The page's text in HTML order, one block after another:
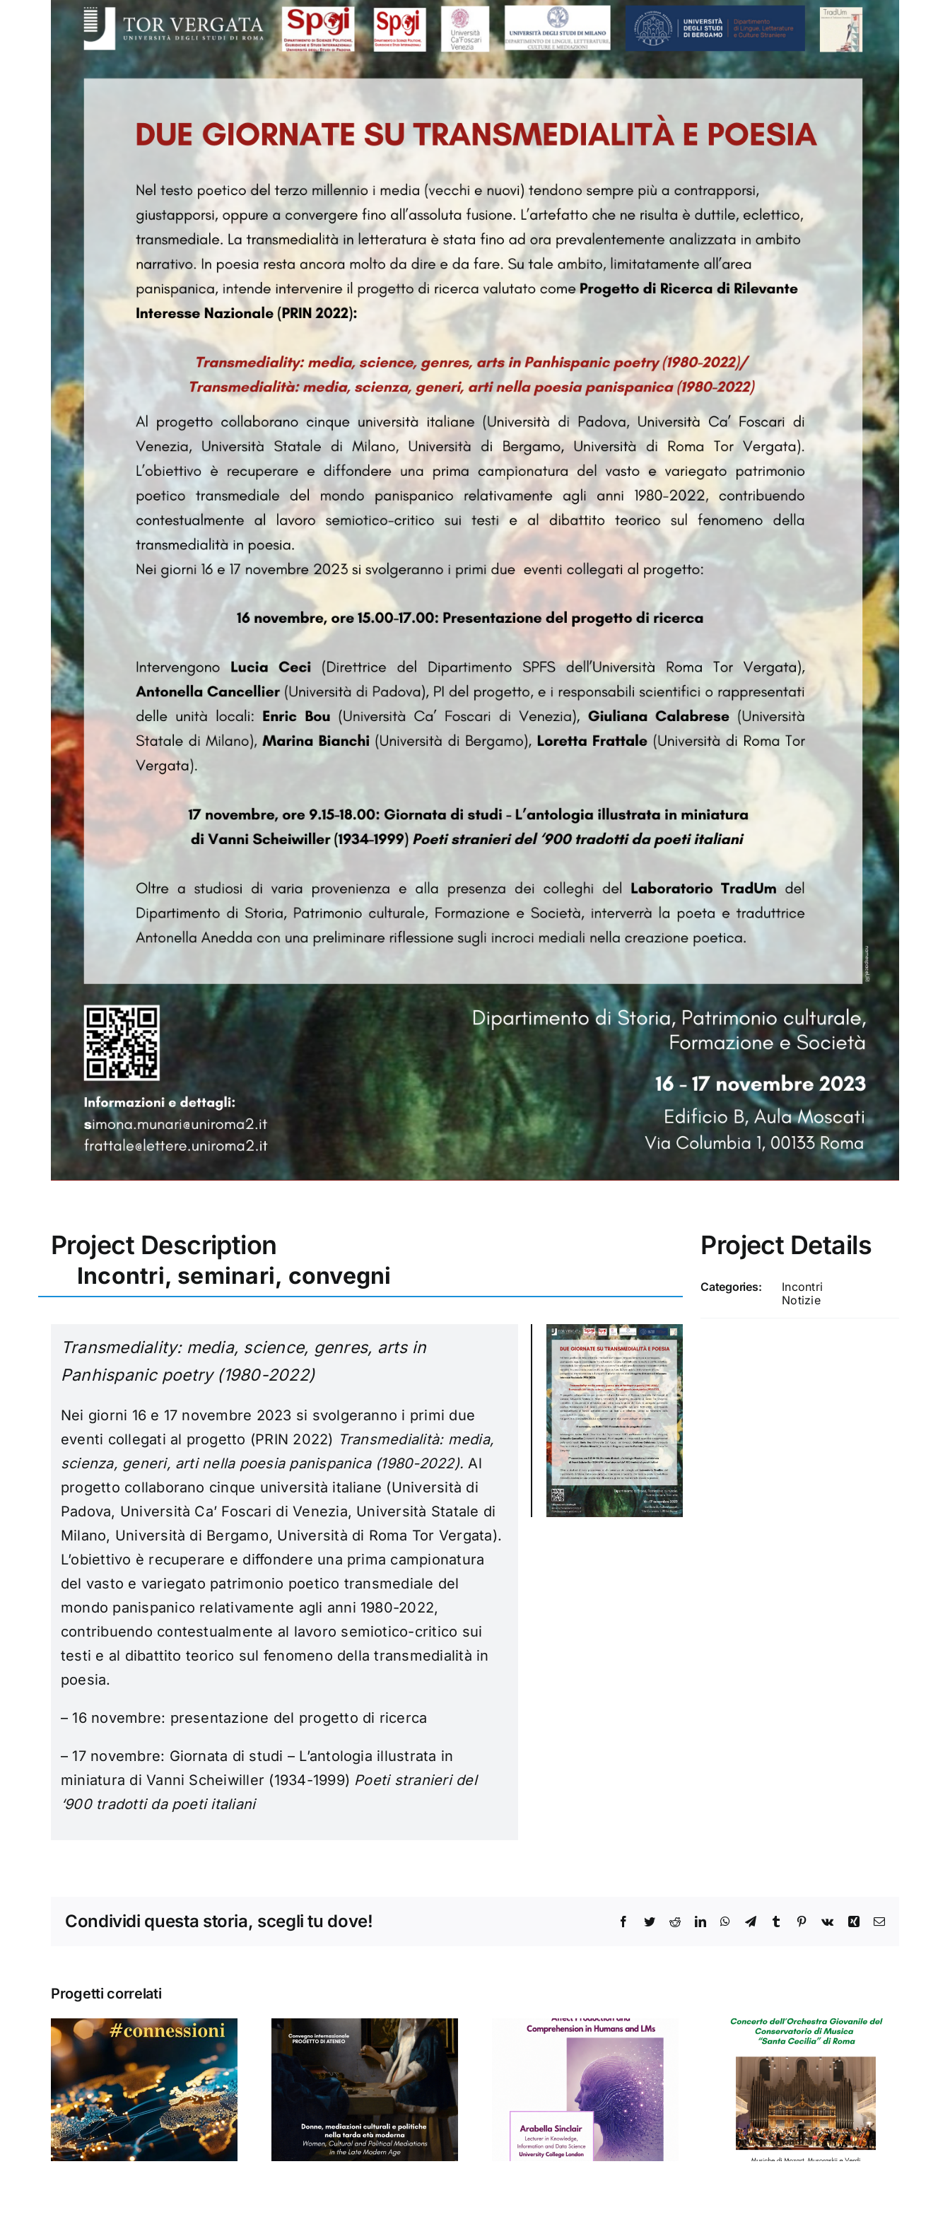
Larger
Image
Project Description
Incontri, seminari, convegni
Transmediality: media, science, genres, arts in
Panhispanic poetry (1980-2022)
Nei giorni 16 e 17 novembre 2023 si svolgeranno i primi due
eventi collegati al progetto (PRIN 2022) Transmedialità: media,
scienza, generi, arti nella poesia panispanica (1980-2022).Al
progetto collaborano cinque università italiane (Università di
Padova, Università Ca’ Foscari di Venezia, Università Statale di
Milano, Università di Bergamo, Università di Roma Tor Vergata).
L’obiettivo è recuperare e diffondere una prima campionatura
del vasto e variegato patrimonio poetico transmediale del
mondo panispanico relativamente agli anni 1980-2022,
contribuendo contestualmente al lavoro semiotico-critico sui
testi e al dibattito teorico sul fenomeno della transmedialità in
poesia.
– 16 novembre: presentazione del progetto di ricerca
– 17 novembre: Giornata di studi – L’antologia illustrata in
miniatura di Vanni Scheiwiller (1934-1999) Poeti stranieri del
‘900 tradotti da poeti italiani
Project Details
Categories:
Incontri
Notizie
Condividi questa storia, scegli tu dove! Facebook
TwitterRedditLinkedInWhatsApp
TelegramTumblr Pinterest
Vk Xing Email
Progetti correlati
Donne, mediazioni
culturali e politiche
nella tarda età
moderna
Seminario di
Arabella Sinclair
Concerto del
Conservatorio di
“Santa Cecilia”